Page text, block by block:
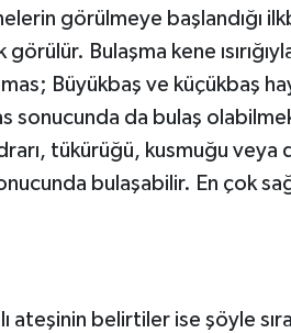
görülmeye başlandığı
görülür. Bulaşma kene
Büyükbaş ve küçükbaş
sonucunda da bulaş
tükürüğü, kusmuğu veya
bulaşabilir. En çok
ateşinin belirtiler ise şöyle